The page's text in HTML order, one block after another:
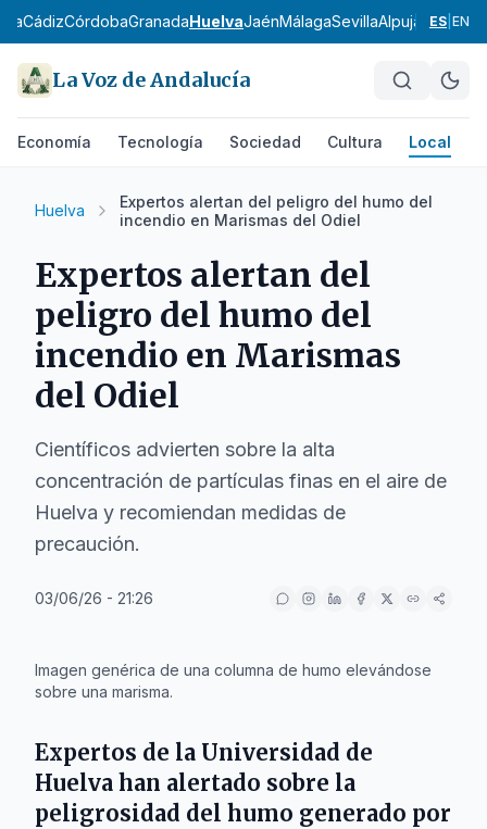
CádizCórdobaGranadaHuelvaJaénMálagaSevillaAlpujarra
ES EN
La Voz de Andalucía
Economía Tecnología Sociedad Cultura Local
Huelva
Expertos alertan del peligro del humo del
incendio en Marismas del Odiel
Expertos alertan del
peligro del humo del
incendio en Marismas
del Odiel
Científicos advierten sobre la alta
concentración de partículas finas en el aire de
Huelva y recomiendan medidas de
precaución.
03/06/26 - 21:26
Imagen genérica de una columna de humo elevándose
sobre una marisma.
Expertos de la Universidad de
Huelva han alertado sobre la
peligrosidad del humo generado por